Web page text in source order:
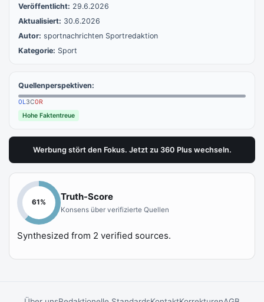
Veröffentlicht: 29.6.2026
Aktualisiert: 30.6.2026
Autor: sportnachrichten Sportredaktion
Kategorie: Sport
Quellenperspektiven:
0L3C0R
Hohe Faktentreue
Werbung stört den Fokus. Jetzt zu 360 Plus wechseln.
61%
Truth-Score
Konsens über verifizierte Quellen
Synthesized from 2 verified sources.